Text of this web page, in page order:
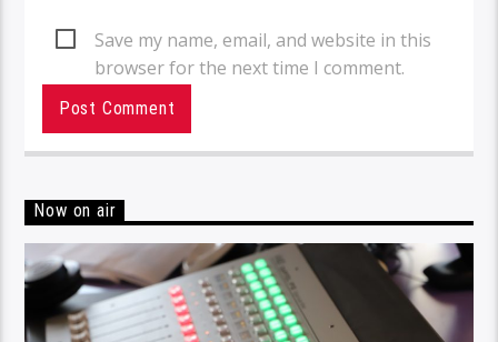
Save my name, email, and website in this
browser for the next time I comment.
Now on air